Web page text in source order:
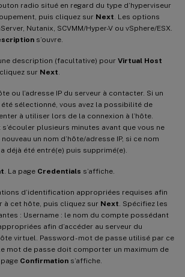
radio situé en regard du type d’hyperviseur
puis cliquez sur Next . Les options
Nutanix, SCVMM/Hyper-V ou vSphere/ESX.
s’ouvre.
description (facultative) pour Virtual Host
cliquez sur Next
ou l’adresse IP du serveur à contacter. Si un
été sélectionné, vous avez la possibilité de
à utiliser lors de la connexion à l’hôte.
s’écouler plusieurs minutes avant que vous ne
un nom d’hôte/adresse IP, si ce nom
déjà été entré(e) puis supprimé(e).
. La page Credentials s’affiche.
d’identification appropriées requises afin
à cet hôte, puis cliquez sur Next . Spécifiez les
: Username : le nom du compte possédant
afin d’accéder au serveur du
virtuel. Password - mot de passe utilisé par ce
mot de passe doit comporter un maximum de
Confirmation s’affiche.